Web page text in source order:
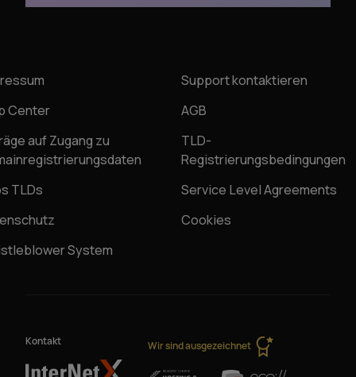
Support kontaktieren
Center
AGB
auf Zugang zu
TLD-
Registrierungsbedingungen
TLDs
Service Level Agreements
Cookies
System
Kontakt Wir sind ausgezeichnet